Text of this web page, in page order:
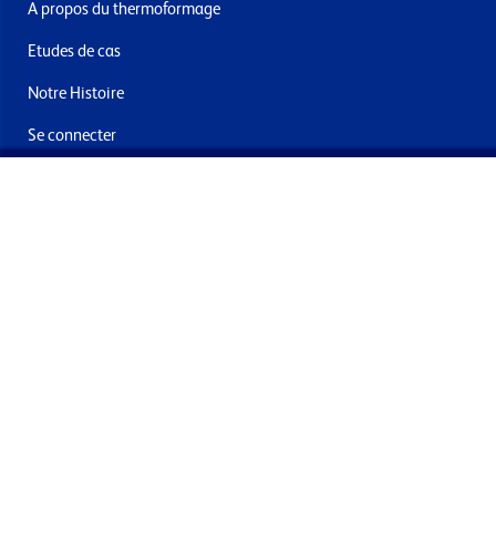
A propos du thermoformage
Etudes de cas
Notre Histoire
Se connecter